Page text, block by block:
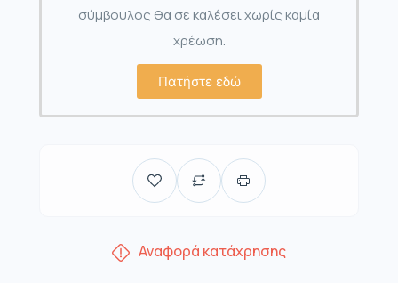
σύμβουλος θα σε καλέσει χωρίς καμία
χρέωση.
Πατήστε εδώ
Αναφορά κατάχρησης